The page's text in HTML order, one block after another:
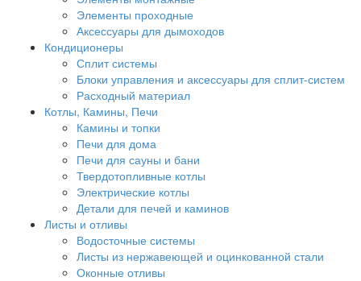
Элементы проходные
Аксессуары для дымоходов
Кондиционеры
Сплит системы
Блоки управления и аксессуары для сплит-систем
Расходный материал
Котлы, Камины, Печи
Камины и топки
Печи для дома
Печи для сауны и бани
Твердотопливные котлы
Электрические котлы
Детали для печей и каминов
Листы и отливы
Водосточные системы
Листы из нержавеющей и оцинкованной стали
Оконные отливы